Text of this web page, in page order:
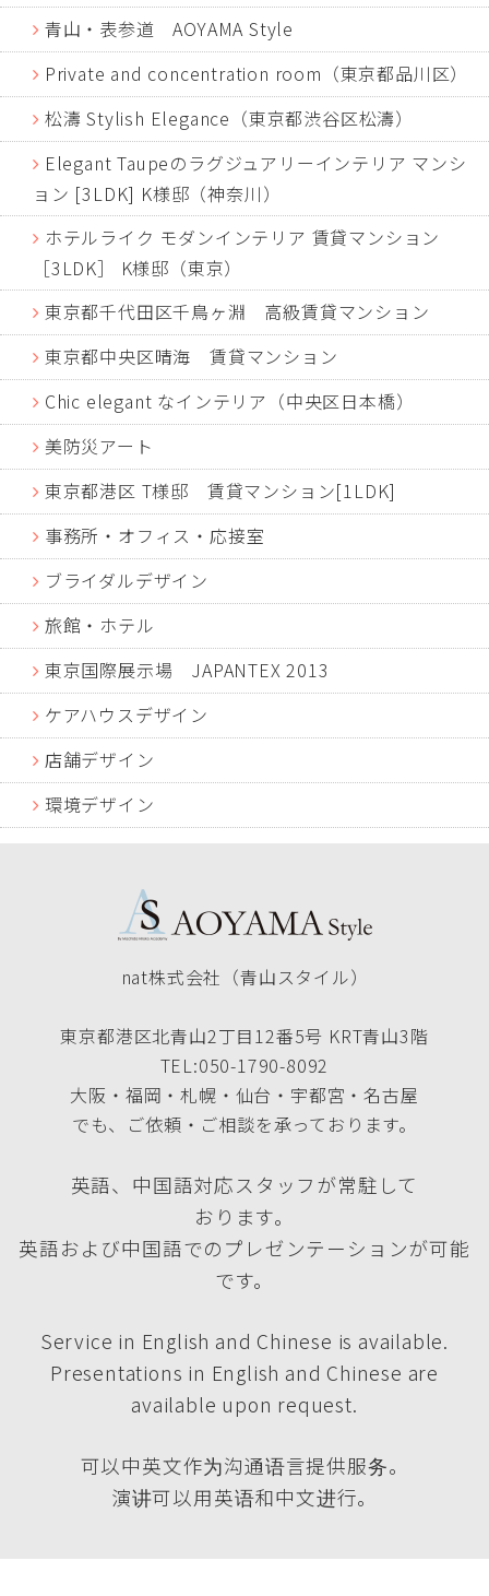
青山・表参道 AOYAMA Style
Private and concentration room（東京都品川区）
松濤 Stylish Elegance（東京都渋谷区松濤）
Elegant Taupeのラグジュアリーインテリア マンシ
ョン [3LDK] K様邸（神奈川）
ホテルライク モダンインテリア 賃貸マンション
［3LDK］ K様邸（東京）
東京都千代田区千鳥ヶ淵 高級賃貸マンション
東京都中央区晴海 賃貸マンション
Chic elegant なインテリア（中央区日本橋）
美防災アート
東京都港区 T様邸 賃貸マンション[1LDK]
事務所・オフィス・応接室
ブライダルデザイン
旅館・ホテル
東京国際展示場 JAPANTEX 2013
ケアハウスデザイン
店舗デザイン
環境デザイン
nat株式会社（青山スタイル）
東京都港区北青山2丁目12番5号 KRT青山3階
TEL:050-1790-8092
大阪・福岡・札幌・仙台・宇都宮・名古屋
でも、ご依頼・ご相談を承っております。
英語、中国語対応スタッフが常駐して
おります。
英語および中国語でのプレゼンテーションが可能
です。
Service in English and Chinese is available.
Presentations in English and Chinese are
available upon request.
可以中英文作为沟通语言提供服务。
演讲可以用英语和中文进行。